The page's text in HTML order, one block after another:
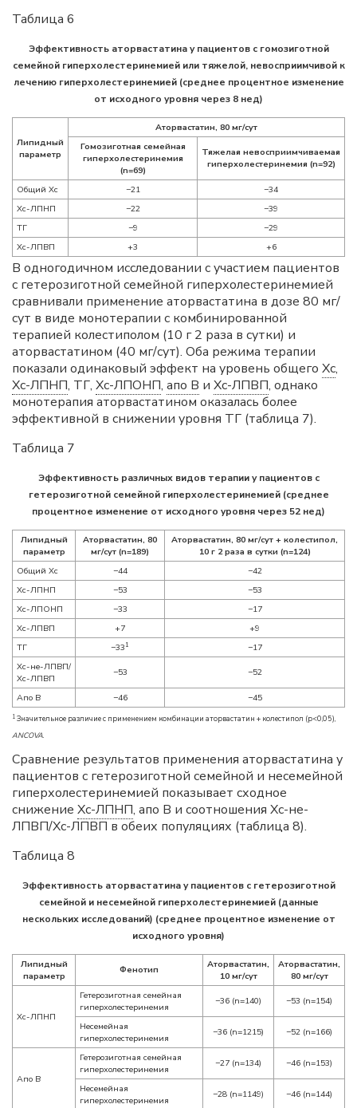
Таблица 6
Эффективность аторвастатина у пациентов с гомозиготной
семейной гиперхолестеринемией или тяжелой, невосприимчивой к
лечению гиперхолестеринемией (среднее процентное изменение
от исходного уровня через 8 нед)
Липидный
параметр
Аторвастатин, 80 мг/сут
Гомозиготная семейная
гиперхолестеринемия
(n=69)
Тяжелая невосприимчиваемая
гиперхолестеринемия (n=92)
Общий Хс −21
−34
Хс-ЛПНП
−22
−39
ТГ
−9
−29
Хс-ЛПВП
+3 +6
В одногодичном исследовании с участием пациентов
с гетерозиготной семейной гиперхолестеринемией
сравнивали применение аторвастатина в дозе 80 мг/
сут в виде монотерапии с комбинированной
терапией колестиполом (10 г 2 раза в сутки) и
аторвастатином (40 мг/сут). Оба режима терапии
показали одинаковый эффект на уровень общего Хс,
Хс-ЛПНП, ТГ, Хс-ЛПОНП, апо B и Хс-ЛПВП, однако
монотерапия аторвастатином оказалась более
эффективной в снижении уровня ТГ (таблица 7).
Таблица 7
Эффективность различных видов терапии у пациентов с
гетерозиготной семейной гиперхолестеринемией (среднее
процентное изменение от исходного уровня через 52 нед)
Липидный
параметр
Аторвастатин, 80
мг/сут (n=189)
Аторвастатин, 80 мг/сут + колестипол,
10 г 2 раза в сутки (n=124)
Общий Хс
−44
−42
Хс-ЛПНП
−53
−53
Хс-ЛПОНП
−33
−17
Хс-ЛПВП
+7
+9
ТГ
−331
−17
Хс-не-ЛПВП/
Хс-ЛПВП
−53 −52
Апо В −46 −45
1 Значительное различие с применением комбинации аторвастатин + колестипол (p<0,05),
ANCOVA.
Сравнение результатов применения аторвастатина у
пациентов с гетерозиготной семейной и несемейной
гиперхолестеринемией показывает сходное
снижение Хс-ЛПНП, апо В и соотношения Хс-не-
ЛПВП/Хс-ЛПВП в обеих популяциях (таблица 8).
Таблица 8
Эффективность аторвастатина у пациентов с гетерозиготной
семейной и несемейной гиперхолестеринемией (данные
нескольких исследований) (среднее процентное изменение от
исходного уровня)
Липидный
параметр
Фенотип
Аторвастатин,
10 мг/сут
Аторвастатин,
80 мг/сут
Хс-ЛПНП
Гетерозиготная семейная
гиперхолестеринемия
−36 (n=140) −53 (n=154)
Несемейная
гиперхолестеринемия
−36 (n=1215) −52 (n=166)
Апо В
Гетерозиготная семейная
гиперхолестеринемия
−27 (n=134) −46 (n=153)
Несемейная
гиперхолестеринемия
−28 (n=1149) −46 (n=144)